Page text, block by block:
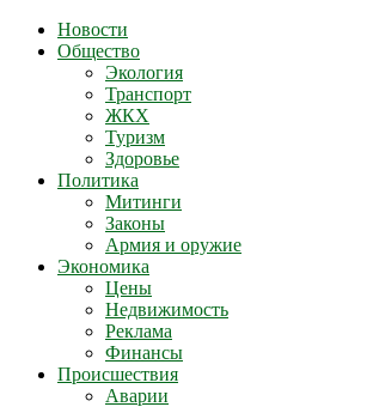
Новости
Общество
Экология
Транспорт
ЖКХ
Туризм
Здоровье
Политика
Митинги
Законы
Армия и оружие
Экономика
Цены
Недвижимость
Реклама
Финансы
Происшествия
Аварии